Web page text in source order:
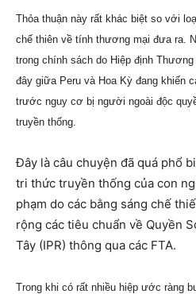
Thỏa thuận này rất khác biệt so với
chế thiên về tính thương mại đưa ra.
trong chính sách do Hiệp định
đây giữa Peru và Hoa Kỳ đang khiến
trước nguy cơ bị người ngoài độc
truyền thống.
Đây là câu chuyện đã quá phổ
tri thức truyền thống của con
phạm do các bằng sáng chế
rộng các tiêu chuẩn về Quyền
Tây (IPR) thông qua các FTA.
Trong khi có rất nhiều hiệp ước ràng